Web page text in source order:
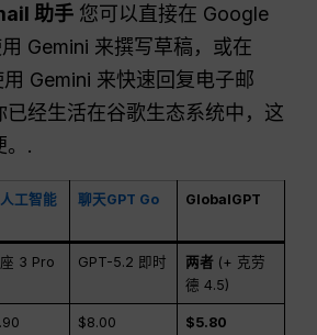
助手 您可以直接在 Google
Gemini 来撰写草稿，或在
Gemini 来快速回复电子邮
已经生活在谷歌生态系统中，这
。.
工智能
聊天GPT Go GlobalGPT
3 Pro GPT-5.2 即时 两者(+ 克劳
德 4.5)
$8.00
$5.80